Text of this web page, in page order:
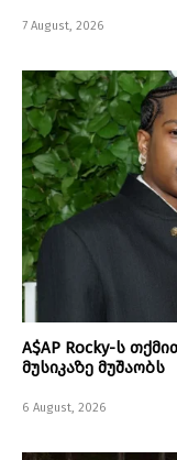
7 August, 2026
A$AP Rocky-ს
მუსიკაზე მუშაობს
6 August, 2026